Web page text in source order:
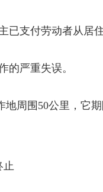
已支付劳动者从居
的严重失误。
地周围 50公里，它